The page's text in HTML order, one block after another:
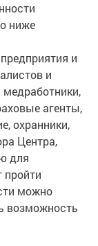
ниже
и
и
агенты,
охранники,
Центра,
для
пройти
можно
возможность